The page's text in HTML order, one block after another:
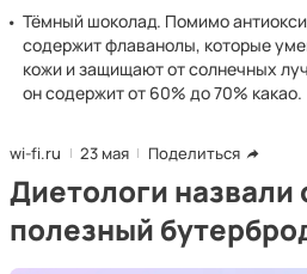
Тёмный шоколад. Помимо
содержит флаванолы, которые
кожи и защищают от солнечных
он содержит от 60% до 70% какао.
wi-fi.ru 23 мая Поделиться
Диетологи назвали
полезный